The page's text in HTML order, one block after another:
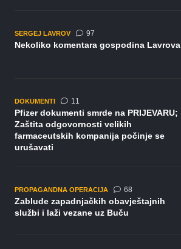
SERGEJ LAVROV 97komentara
Nekoliko komentara gospodina Lavrova
DOKUMENTI 11
Pfizer dokumenti smrde na PRIJEVARU;
Zaštita odgovornosti velikih
farmaceutskih kompanija počinje se
urušavati
PROPAGANDNA OPERACIJA 68komentara
Zablude zapadnjačkih obavještajnih
službi i laži vezane uz Buču